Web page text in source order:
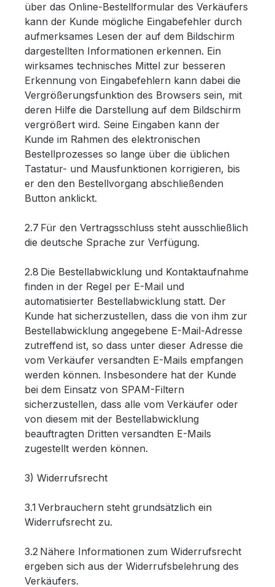
über das Online-Bestellformular des Verkäufers
kann der Kunde mögliche Eingabefehler durch
aufmerksames Lesen der auf dem Bildschirm
dargestellten Informationen erkennen. Ein
wirksames technisches Mittel zur besseren
Erkennung von Eingabefehlern kann dabei die
Vergrößerungsfunktion des Browsers sein, mit
deren Hilfe die Darstellung auf dem Bildschirm
vergrößert wird. Seine Eingaben kann der
Kunde im Rahmen des elektronischen
Bestellprozesses so lange über die üblichen
Tastatur- und Mausfunktionen korrigieren, bis
er den den Bestellvorgang abschließenden
Button anklickt.
2.7 Für den Vertragsschluss steht ausschließlich
die deutsche Sprache zur Verfügung.
2.8 Die Bestellabwicklung und Kontaktaufnahme
finden in der Regel per E-Mail und
automatisierter Bestellabwicklung statt. Der
Kunde hat sicherzustellen, dass die von ihm zur
Bestellabwicklung angegebene E-Mail-Adresse
zutreffend ist, so dass unter dieser Adresse die
vom Verkäufer versandten E-Mails empfangen
werden können. Insbesondere hat der Kunde
bei dem Einsatz von SPAM-Filtern
sicherzustellen, dass alle vom Verkäufer oder
von diesem mit der Bestellabwicklung
beauftragten Dritten versandten E-Mails
zugestellt werden können.
3) Widerrufsrecht
3.1 Verbrauchern steht grundsätzlich ein
Widerrufsrecht zu.
3.2 Nähere Informationen zum Widerrufsrecht
ergeben sich aus der Widerrufsbelehrung des
Verkäufers.